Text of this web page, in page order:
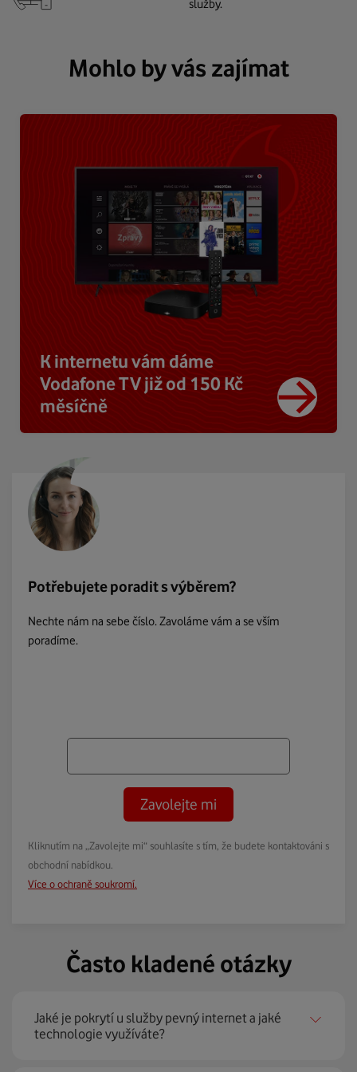
služby.
Mohlo by vás zajímat
K internetu vám dáme
Vodafone TV již od 150 Kč
měsíčně
Potřebujete poradit s výběrem?
Nechte nám na sebe číslo. Zavoláme vám a se vším
poradíme.
Zavolejte mi
Kliknutím na „Zavolejte mi“ souhlasíte s tím, že budete kontaktováni s
obchodní nabídkou.
Více o ochraně soukromí.
Často kladené otázky
Jaké je pokrytí u služby pevný internet a jaké
technologie využíváte?